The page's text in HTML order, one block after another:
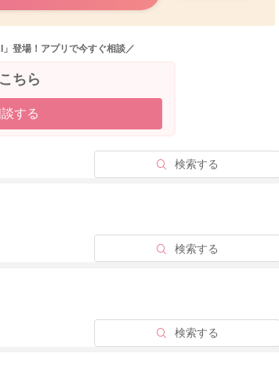
登場！アプリで今すぐ相談／
ちら
する
検索する
検索する
検索する